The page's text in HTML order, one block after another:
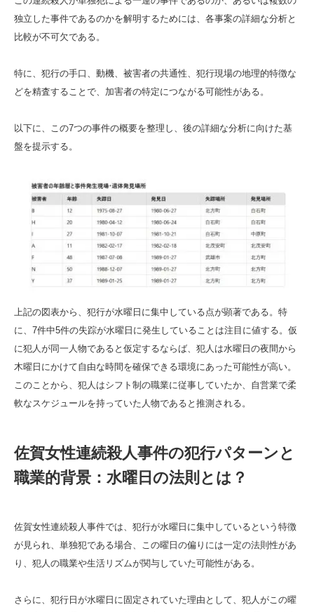
独立した事件であるのかを解明するためには、各事案の詳細な分析と
比較が不可欠である。
特に、犯行の手口、動機、被害者の共通性、犯行現場の地理的特徴な
どを精査することで、加害者の特定につながる可能性がある。
以下に、この7つの事件の概要を整理し、後の詳細な分析に向けた基
盤を提示する。
上記の図表から、犯行が水曜日に集中している点が顕著である。特
に、7件中5件の失踪が水曜日に発生していることは注目に値する。仮
に犯人が同一人物であると仮定するならば、犯人は水曜日の夜間から
木曜日にかけて自由な時間を確保できる環境にあった可能性が高い。
このことから、犯人はシフト制の職業に従事していたか、自営業で柔
軟なスケジュールを持っていた人物であると推測される。
佐賀女性連続殺人事件の犯行パターンと
職業的背景：水曜日の法則とは？
佐賀女性連続殺人事件では、犯行が水曜日に集中しているという特徴
が見られ、単独犯である場合、この曜日の偏りには一定の法則性があ
り、犯人の職業や生活リズムが関与していた可能性がある。
さらに、犯行日が水曜日に固定されていた理由として、犯人がこの曜